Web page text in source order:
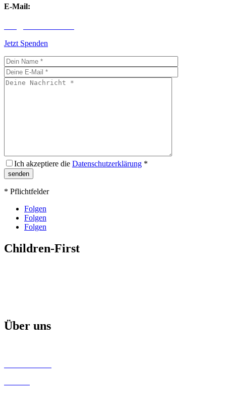
E-Mail:
Jetzt Spenden
Ich akzeptiere die Datenschutzerklärung *
* Pflichtfelder
Folgen
Folgen
Folgen
Children-First
Über uns